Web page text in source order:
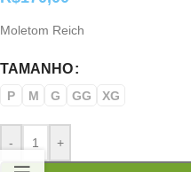
Moletom Reich
TAMANHO
P M G GG XG
- +